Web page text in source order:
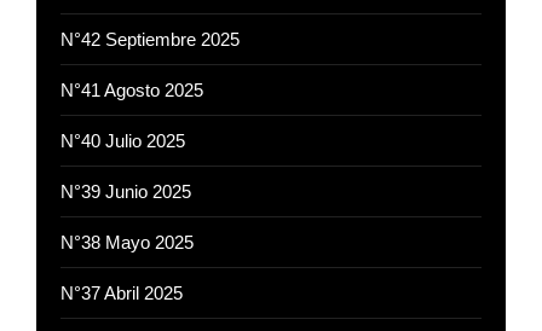
N°42 Septiembre 2025
N°41 Agosto 2025
N°40 Julio 2025
N°39 Junio 2025
N°38 Mayo 2025
N°37 Abril 2025